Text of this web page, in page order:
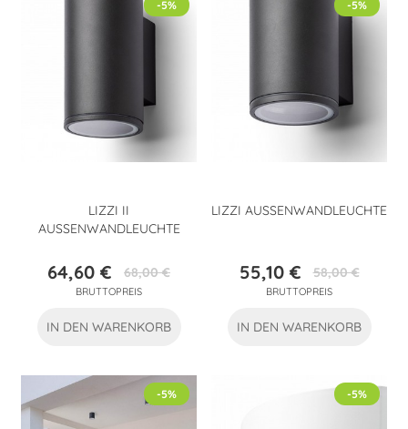
LIZZI II
AUSSENWANDLEUCHTE
Preis
64,60 €Verkaufspreis
68,00 €
BRUTTOPREIS
-5%
IN DEN WARENKORB
LIZZI AUSSENWANDLEUCHTE
Preis
55,10 €Verkaufspreis
58,00 €
BRUTTOPREIS
-5%
IN DEN WARENKORB
-5% -5%